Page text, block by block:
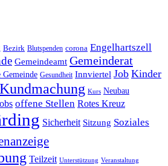
Bezirk Blutspenden corona Engelhartszell
Gemeindeamt Gemeinderat
Gemeinde Gesundheit Innviertel Job Kinder
Kundmachung Kurs Neubau
offene Stellen Rotes Kreuz
Sicherheit Sitzung Soziales
Teilzeit Unterstützung Veranstaltung